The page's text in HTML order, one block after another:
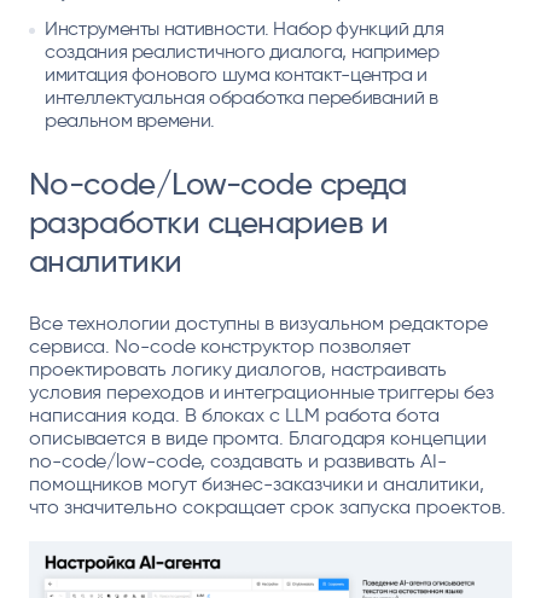
Инструменты нативности. Набор функций для
создания реалистичного диалога, например
имитация фонового шума контакт-центра и
интеллектуальная обработка перебиваний в
реальном времени.
No-code/Low-code среда
разработки сценариев и
аналитики
Все технологии доступны в визуальном редакторе
сервиса. No-code конструктор позволяет
проектировать логику диалогов, настраивать
условия переходов и интеграционные триггеры без
написания кода. В блоках c LLM работа бота
описывается в виде промта. Благодаря концепции
no-code/low-code, создавать и развивать AI-
помощников могут бизнес-заказчики и аналитики,
что значительно сокращает срок запуска проектов.